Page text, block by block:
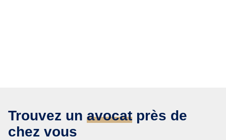
Trouvez un avocat près de
chez vous